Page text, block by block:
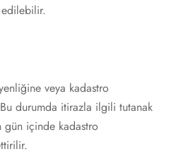
veya kadastro
durumda itirazla ilgili tutanak
içinde kadastro